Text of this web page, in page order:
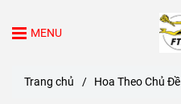
MENU
Trang chủ / Hoa Theo Chủ Đề